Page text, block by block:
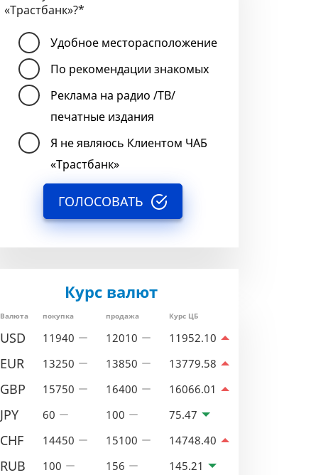
«Трастбанк»?*
Удобное месторасположение
По рекомендации знакомых
Реклама на радио /ТВ/
печатные издания
Я не являюсь Клиентом ЧАБ
«Трастбанк»
ГОЛОСОВАТЬ
Курс валют
Валюта покупка продажа Курс ЦБ
USD 11940 12010 11952.10
EUR 13250 13850 13779.58
GBP 15750 16400 16066.01
JPY 60 100 75.47
CHF 14450 15100 14748.40
RUB 100 156 145.21